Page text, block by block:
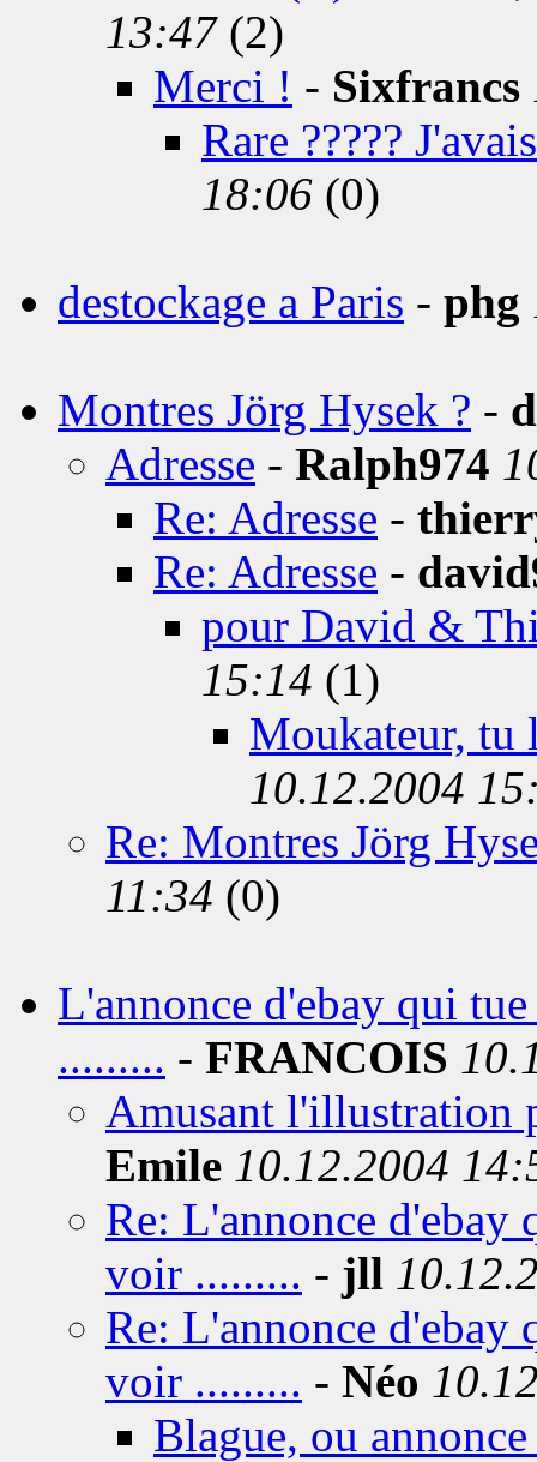
13:47(2)
Merci ! - Sixfrancs
Rare ?????
18:06 (0)
destockage a Paris - phg
Montres Jörg Hysek ? -
Adresse - Ralph974
Re: Adresse -
Re: Adresse -
pour David &
15:14 (1)
Moukateur, tu
10.12.2004
Re: Montres Jörg
11:34 (0)
L'annonce d'ebay qui
......... - FRANCOIS
Amusant l'illustration
Emile 10.12.2004
Re: L'annonce d'ebay
voir ......... - jll
Re: L'annonce d'ebay
voir ......... - Néo
Blague, ou